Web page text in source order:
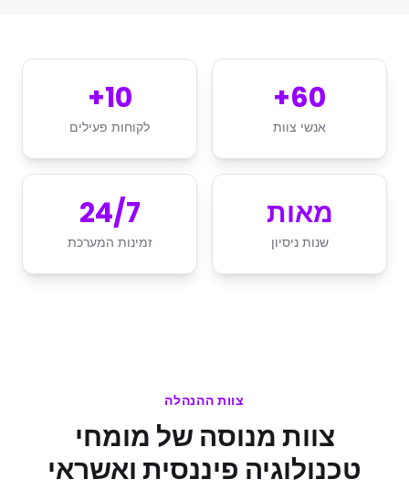
60+
אנשי צוות
10+
לקוחות פעילים
מאות
שנות ניסיון
24/7
זמינות המערכת
צוות ההנהלה
צוות מנוסה של מומחי
טכנולוגיה פיננסית ואשראי